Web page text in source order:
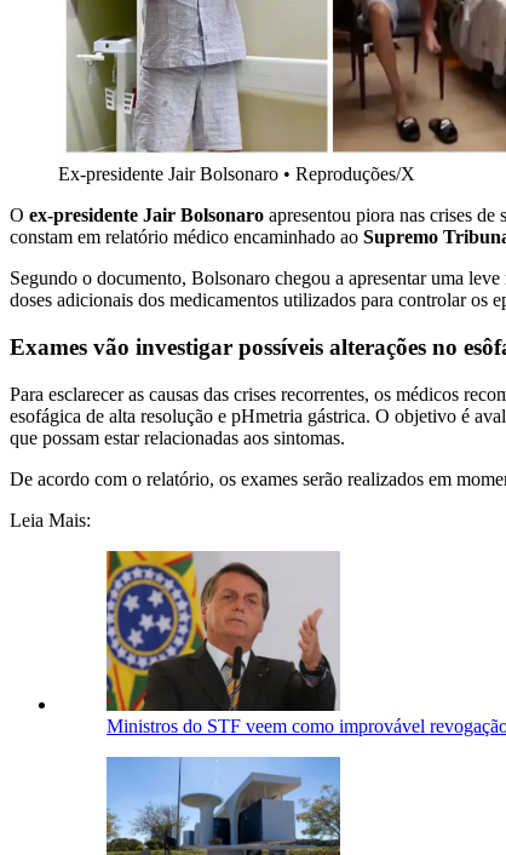
Ex-presidente Jair Bolsonaro • Reproduções/X
O ex-presidente Jair Bolsonaro apresentou piora nas crises
constam em relatório médico encaminhado ao Supremo
Segundo o documento, Bolsonaro chegou a apresentar uma
doses adicionais dos medicamentos utilizados para controlar os
Exames vão investigar possíveis alterações no
Para esclarecer as causas das crises recorrentes, os médicos
esofágica de alta resolução e pHmetria gástrica. O objetivo é
que possam estar relacionadas aos sintomas.
De acordo com o relatório, os exames serão realizados em
Leia Mais:
Ministros do STF veem como improvável